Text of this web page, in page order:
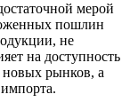
мерой
пошлин
не
на доступность
новых рынков, а